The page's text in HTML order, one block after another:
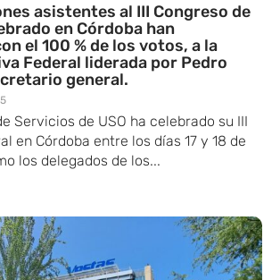
asistentes al III Congreso de
en Córdoba han
el 100 % de los votos, a la
Federal liderada por Pedro
general.
Servicios de USO ha celebrado su III
en Córdoba entre los días 17 y 18 de
los delegados de los...